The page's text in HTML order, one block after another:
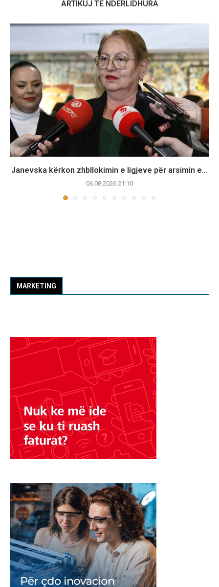
ARTIKUJ TË NDËRLIDHURA
Janevska kërkon zhbllokimin e ligjeve për arsimin e...
06.08.2026 21:10
MARKETING